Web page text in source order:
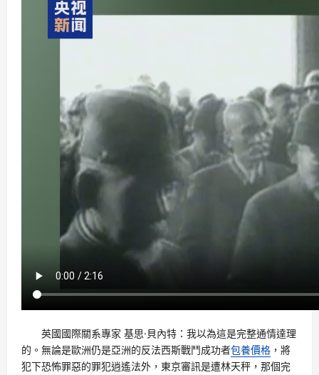
英國國際關系專家 基思·貝內特：我以為這是完整通情達理
的。無論是歐洲仍是亞洲的反法西斯戰鬥成功者包養價格 ，將
犯下恐怖罪惡的罪犯逍遙法外，東京審訊是遭林天秤，那個完